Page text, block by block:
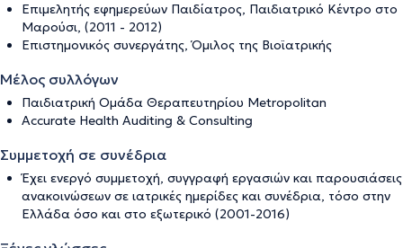
Επιμελητής εφημερεύων Παιδίατρος, Παιδιατρικό Κέντρο στο
Μαρούσι, (2011 - 2012)
Επιστημονικός συνεργάτης, Όμιλος της Βιοϊατρικής
Μέλος συλλόγων
Παιδιατρική Ομάδα Θεραπευτηρίου Metropolitan
Accurate Health Auditing & Consulting
Συμμετοχή σε συνέδρια
Έχει ενεργό συμμετοχή, συγγραφή εργασιών και παρουσιάσεις
ανακοινώσεων σε ιατρικές ημερίδες και συνέδρια, τόσο στην
Ελλάδα όσο και στο εξωτερικό (2001-2016)